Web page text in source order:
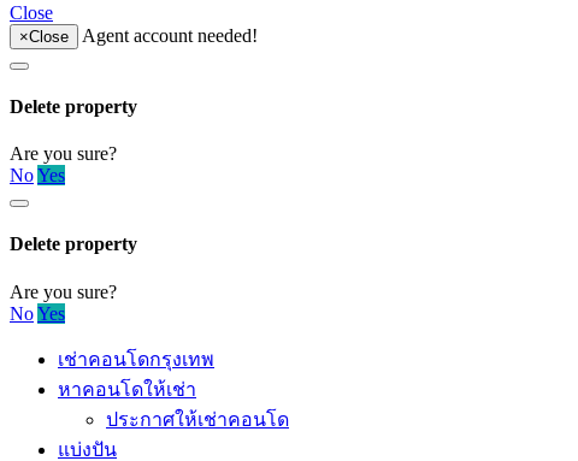
Close
×Close Agent account needed!
Delete property
Are you sure?
NoYes
Delete property
Are you sure?
NoYes
เช่าคอนโดกรุงเทพ
หาคอนโดให้เช่า
ประกาศให้เช่าคอนโด
แบ่งปัน